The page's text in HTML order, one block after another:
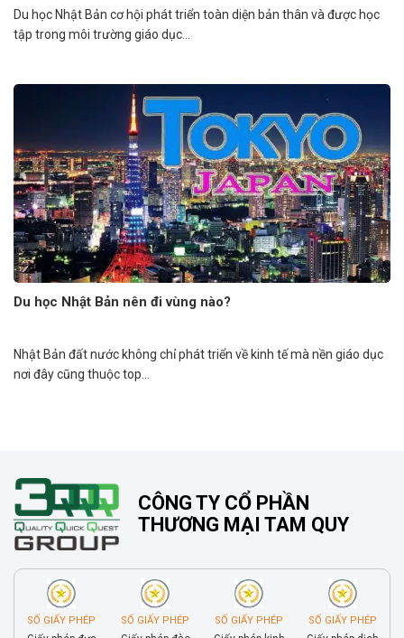
Du học Nhật Bản cơ hội phát triển toàn diện bản thân và được học
tập trong môi trường giáo dục...
Du học Nhật Bản nên đi vùng nào?
Nhật Bản đất nước không chỉ phát triển về kinh tế mà nền giáo dục
nơi đây cũng thuộc top...
CÔNG TY CỔ PHẦN
THƯƠNG MẠI TAM QUY
SỐ GIẤY PHÉP SỐ GIẤY PHÉP SỐ GIẤY PHÉP SỐ GIẤY PHÉP